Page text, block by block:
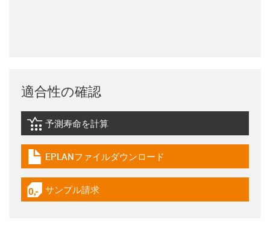
適合性の確認
igus-icon-lebensdauerrechner
予測寿命を計算
igus-icon-download-plan
EPLANファイルダウンロード
igus-icon-gratismuster
サンプル請求